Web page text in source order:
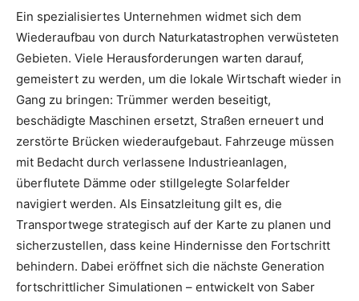
Ein spezialisiertes Unternehmen widmet sich dem
Wiederaufbau von durch Naturkatastrophen verwüsteten
Gebieten. Viele Herausforderungen warten darauf,
gemeistert zu werden, um die lokale Wirtschaft wieder in
Gang zu bringen: Trümmer werden beseitigt,
beschädigte Maschinen ersetzt, Straßen erneuert und
zerstörte Brücken wiederaufgebaut. Fahrzeuge müssen
mit Bedacht durch verlassene Industrieanlagen,
überflutete Dämme oder stillgelegte Solarfelder
navigiert werden. Als Einsatzleitung gilt es, die
Transportwege strategisch auf der Karte zu planen und
sicherzustellen, dass keine Hindernisse den Fortschritt
behindern. Dabei eröffnet sich die nächste Generation
fortschrittlicher Simulationen – entwickelt von Saber